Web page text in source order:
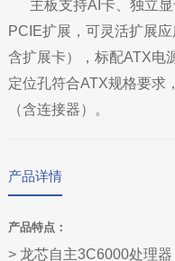
主板支持AI卡、独立
PCIE扩展，可灵活扩展
含扩展卡），标配ATX电
定位孔符合ATX规格要求
（含连接器）。
产品详情
产品特点：
> 龙芯自主3C6000处理